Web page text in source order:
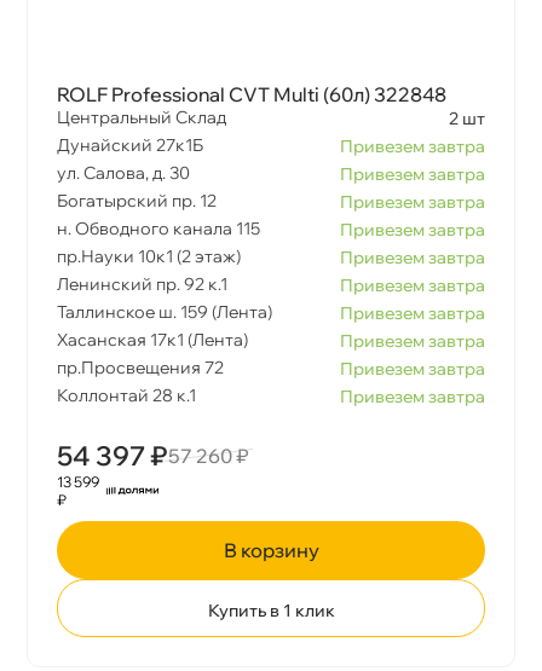
ROLF Professional CVT Multi (60л) 322848
Центральный Склад
2 шт
Дунайский 27к1Б
Привезем завтра
ул. Салова, д. 30
Привезем завтра
Богатырский пр. 12
Привезем завтра
н. Обводного канала 115
Привезем завтра
пр.Науки 10к1 (2 этаж)
Привезем завтра
Ленинский пр. 92 к.1
Привезем завтра
Таллинское ш. 159 (Лента)
Привезем завтра
Хасанская 17к1 (Лента)
Привезем завтра
пр.Просвещения 72
Привезем завтра
Коллонтай 28 к.1
Привезем завтра
54 397 ₽57 260 ₽
13 599
₽
корзину
Купить в 1 клик